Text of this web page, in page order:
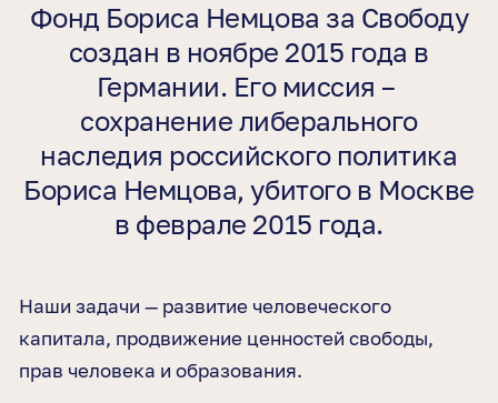
Фонд Бориса Немцова за Свободу
создан в ноябре 2015 года в
Германии. Его миссия –
сохранение либерального
наследия российского политика
Бориса Немцова, убитого в Москве
в феврале 2015 года.
Наши задачи — развитие человеческого
капитала, продвижение ценностей свободы,
прав человека и образования.